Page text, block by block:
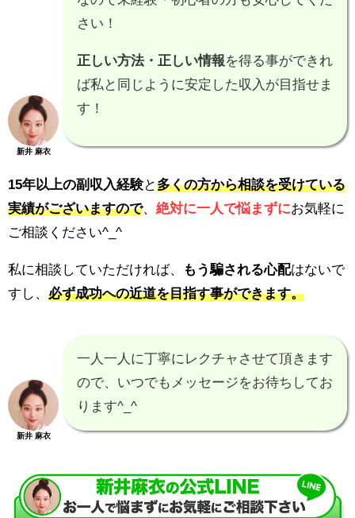
新井 麻衣
さい！
正しい方法・正しい情報を得る事ができれ
ば私と同じように安定した収入が目指せま
す！
15年以上の副収入経験と多くの方から相談を受けている
実績がございますので、 絶対に一人で悩まずにお気軽に
ご相談ください^_^
私に相談していただければ、 もう騙される心配はないで
すし、 必ず成功への近道を目指す事ができます。
新井 麻衣
一人一人に丁寧にレクチャさせて頂きます
ので、いつでもメッセージをお待ちしてお
ります^_^